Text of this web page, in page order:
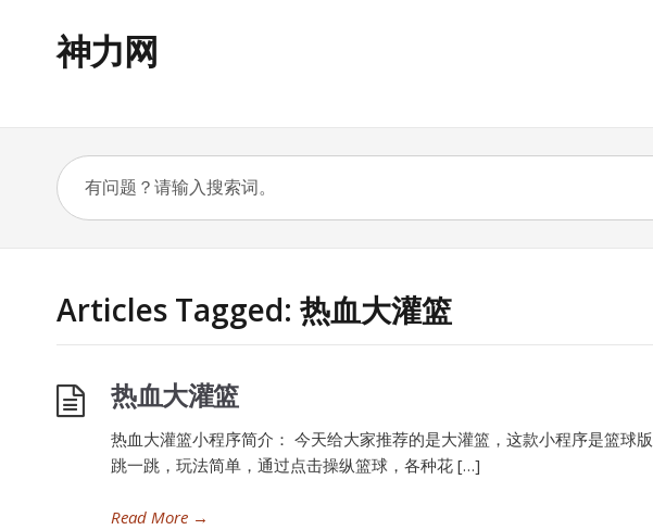
神力网
Articles Tagged: 热血大灌篮
热血大灌篮
热血大灌篮小程序简介： 今天给大家推荐的是大灌篮，这款小程序是篮球版
跳一跳，玩法简单，通过点击操纵篮球，各种花 […]
Read More →